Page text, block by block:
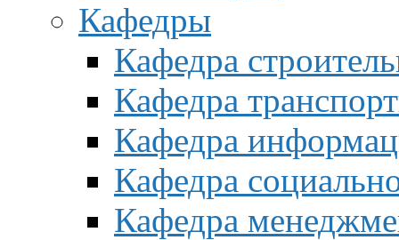
Кафедры
Кафедра
Кафедра
Кафедра
Кафедра
Кафедра